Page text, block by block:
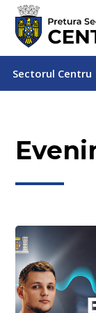
Sectorul Centru
Sectorul